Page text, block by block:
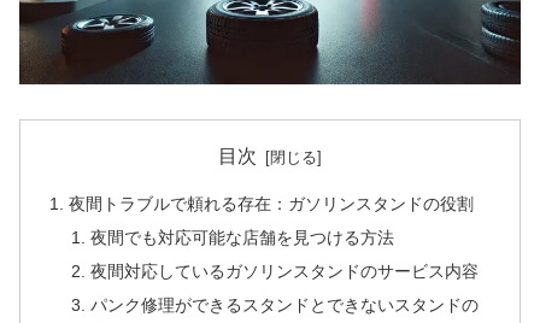
目次
夜間トラブルで頼れる存在：ガソリンスタンドの役割
夜間でも対応可能な店舗を見つける方法
夜間対応しているガソリンスタンドのサービス内容
パンク修理ができるスタンドとできないスタンドの